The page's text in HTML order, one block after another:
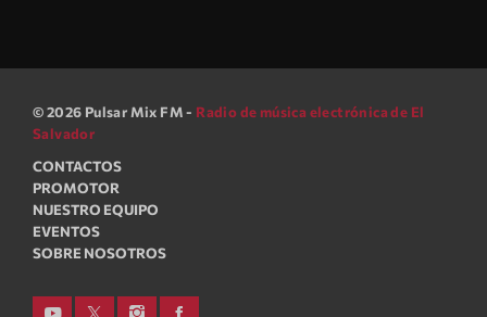
© 2026 Pulsar Mix FM - Radio de música electrónica de El
Salvador
CONTACTOS
PROMOTOR
NUESTRO EQUIPO
EVENTOS
SOBRE NOSOTROS